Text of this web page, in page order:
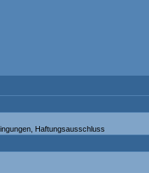
Haftungsausschluss